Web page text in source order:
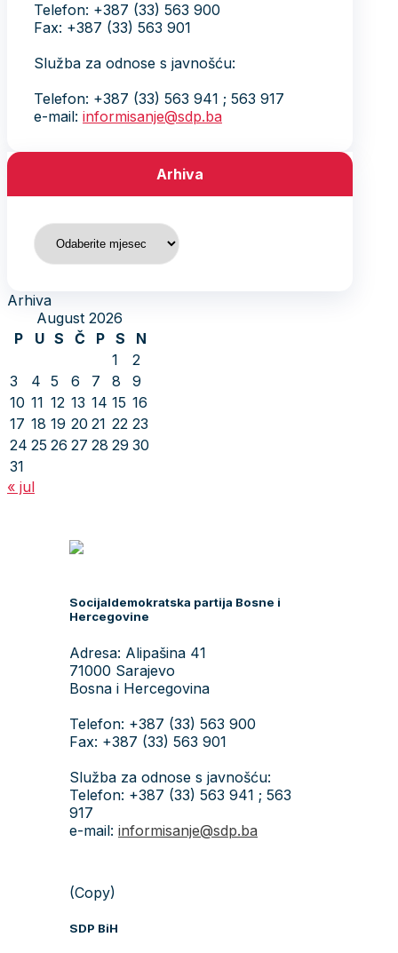
Telefon: +387 (33) 563 900
Fax: +387 (33) 563 901
Služba za odnose s javnošću:
Telefon: +387 (33) 563 941 ; 563 917
e-mail: informisanje@sdp.ba
Arhiva
Arhiva
Arhiva
August 2026
P
U S Č P S
N
1
2
3
4 5 6 7 8
9
10 11 12 13 14 15 16
17 18 19 20 21 22 23
24 25 26 27 28 29 30
31
« jul
Socijaldemokratska partija Bosne i
Hercegovine
Adresa: Alipašina 41
71000 Sarajevo
Bosna i Hercegovina
Telefon: +387 (33) 563 900
Fax: +387 (33) 563 901
Služba za odnose s javnošću:
Telefon: +387 (33) 563 941 ; 563
917
e-mail: informisanje@sdp.ba
(Copy)
SDP BiH